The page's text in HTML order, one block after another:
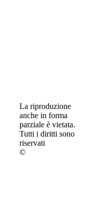
La riproduzione
anche in forma
parziale è vietata.
Tutti i diritti sono
riservati
©